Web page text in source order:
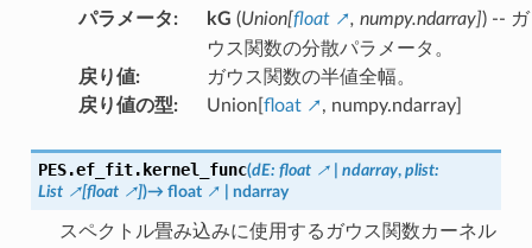
パラメータ: kG (Union[float , numpy.ndarray]) -- ガ
ウス関数の分散パラメータ。
戻り値:
ガウス関数の半値全幅。
戻り値の型: Union[ float , numpy.ndarray]
PES.ef_fit. kernel_func(dE: float ndarray, plist:
List
[float ])→ float ndarray
スペクトル畳み込みに使用するガウス関数カーネル